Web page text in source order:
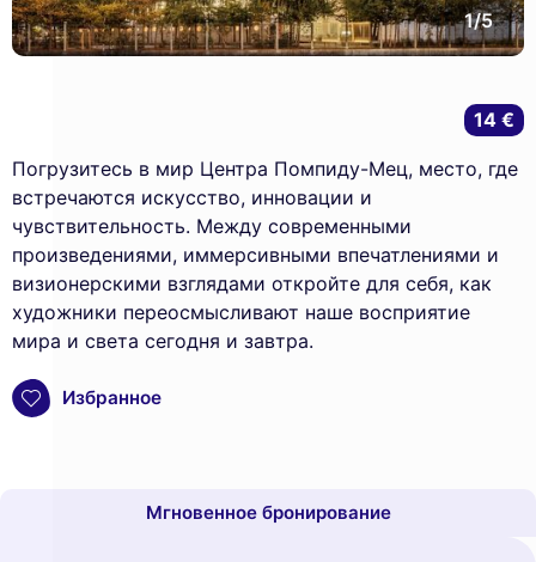
1/5
Погрузитесь в мир Центра Помпиду-Мец, место, где
встречаются искусство, инновации и
чувствительность. Между современными
произведениями, иммерсивными впечатлениями и
визионерскими взглядами откройте для себя, как
художники переосмысливают наше восприятие
мира и света сегодня и завтра.
Избранное
14 €
Мгновенное бронирование